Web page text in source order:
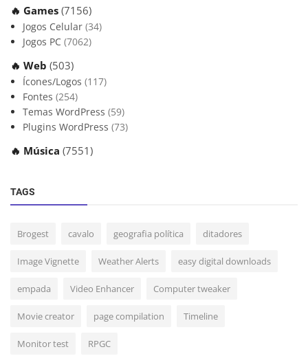
🔥 Games (7156)
Jogos Celular (34)
Jogos PC (7062)
🔥 Web (503)
Ícones/Logos (117)
Fontes (254)
Temas WordPress (59)
Plugins WordPress (73)
🔥 Música (7551)
TAGS
Brogest cavalo geografia política ditadores
Image Vignette Weather Alerts easy digital downloads
empada Video Enhancer Computer tweaker
Movie creator page compilation Timeline
Monitor test RPGC